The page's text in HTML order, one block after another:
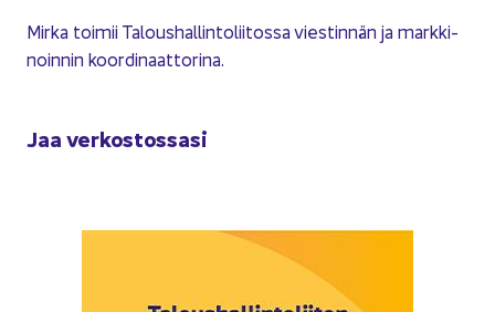
Mirka toi­mii Ta­lous­hal­lin­to­lii­tos­sa vies­tin­nän ja mark­ki­
noin­nin koor­di­naat­to­ri­na.
Jaa ver­kos­tos­sa­si